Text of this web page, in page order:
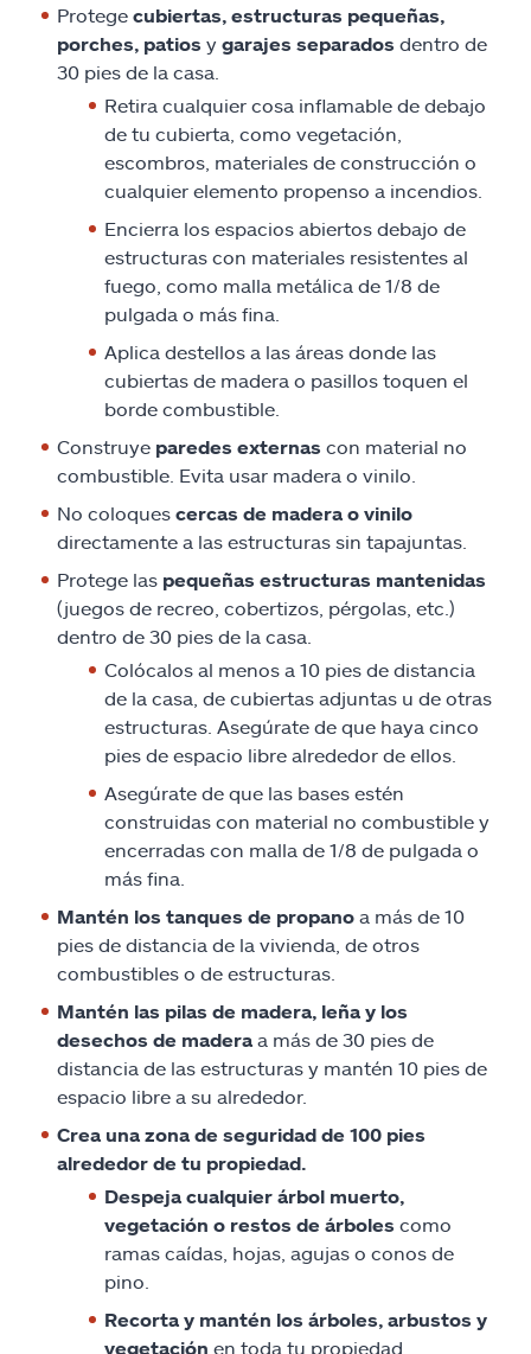
Protege cubiertas, estructuras pequeñas,
porches, patios y garajes separados dentro de
30 pies de la casa.
Retira cualquier cosa inflamable de debajo
de tu cubierta, como vegetación,
escombros, materiales de construcción o
cualquier elemento propenso a incendios.
Encierra los espacios abiertos debajo de
estructuras con materiales resistentes al
fuego, como malla metálica de 1/8 de
pulgada o más fina.
Aplica destellos a las áreas donde las
cubiertas de madera o pasillos toquen el
borde combustible.
Construye paredes externas con material no
combustible. Evita usar madera o vinilo.
No coloques cercas de madera o vinilo
directamente a las estructuras sin tapajuntas.
Protege las pequeñas estructuras mantenidas
(juegos de recreo, cobertizos, pérgolas, etc.)
dentro de 30 pies de la casa.
Colócalos al menos a 10 pies de distancia
de la casa, de cubiertas adjuntas u de otras
estructuras. Asegúrate de que haya cinco
pies de espacio libre alrededor de ellos.
Asegúrate de que las bases estén
construidas con material no combustible y
encerradas con malla de 1/8 de pulgada o
más fina.
Mantén los tanques de propano a más de 10
pies de distancia de la vivienda, de otros
combustibles o de estructuras.
Mantén las pilas de madera, leña y los
desechos de madera a más de 30 pies de
distancia de las estructuras y mantén 10 pies de
espacio libre a su alrededor.
Crea una zona de seguridad de 100 pies
alrededor de tu propiedad.
Despeja cualquier árbol muerto,
vegetación o restos de árboles como
ramas caídas, hojas, agujas o conos de
pino.
Recorta y mantén los árboles, arbustos y
vegetación en toda tu propiedad.